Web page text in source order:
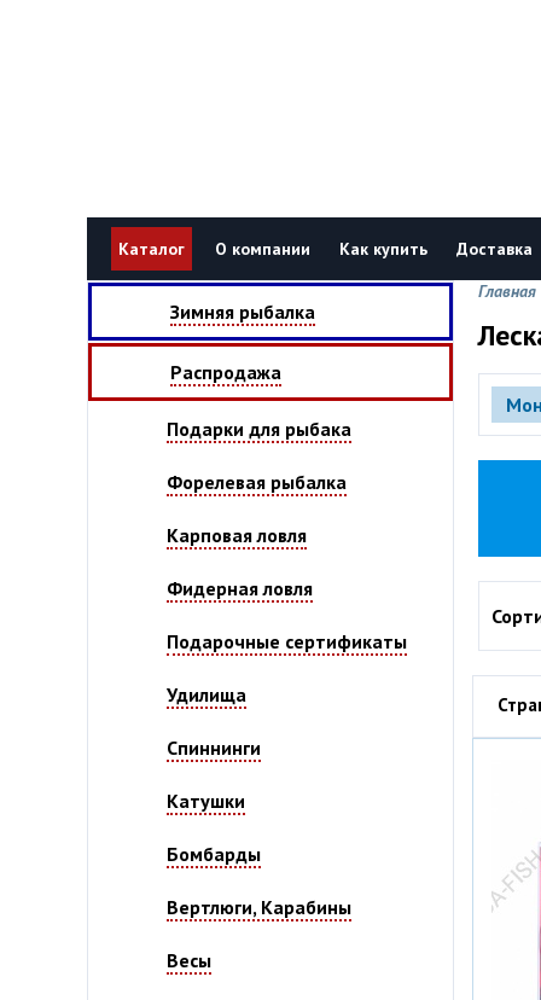
Каталог О компании Как купить Доставка
Зимняя рыбалка
Распродажа
Подарки для рыбака
Форелевая рыбалка
Карповая ловля
Фидерная ловля
Подарочные сертификаты
Удилища
Спиннинги
Катушки
Бомбарды
Вертлюги, Карабины
Весы
Главная